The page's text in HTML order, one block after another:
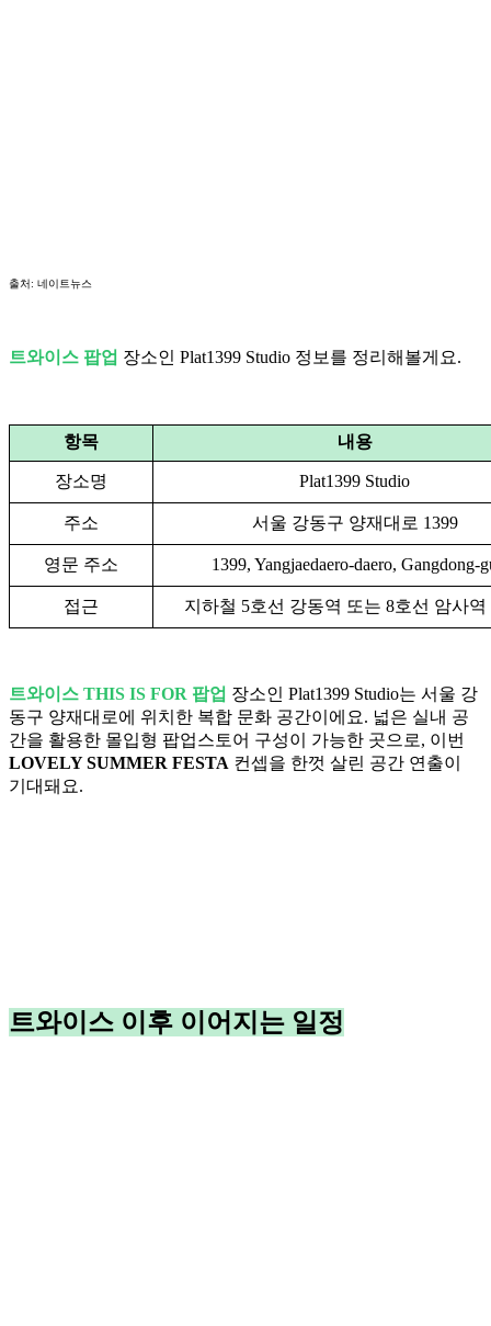
출처: 네이트뉴스
트와이스 팝업 장소인 Plat1399 Studio 정보를 정리해볼게요.
항목 내용
장소명 Plat1399 Studio
주소 서울 강동구 양재대로 1399
영문 주소 1399, Yangjaedaero-daero, Gangdong-
접근 지하철 5호선 강동역 또는 8호선 암사역
트와이스 THIS IS FOR 팝업 장소인 Plat1399 Studio는 서울 강
동구 양재대로에 위치한 복합 문화 공간이에요. 넓은 실내 공
간을 활용한 몰입형 팝업스토어 구성이 가능한 곳으로, 이번
LOVELY SUMMER FESTA 컨셉을 한껏 살린 공간 연출이
기대돼요.
트와이스 이후 이어지는 일정